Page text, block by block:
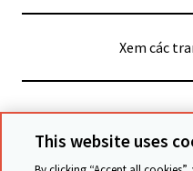
Xem các
© Cambridge
This website uses